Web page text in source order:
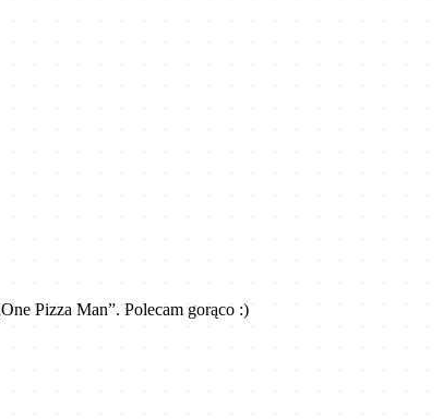
Pizza Man”. Polecam gorąco :)